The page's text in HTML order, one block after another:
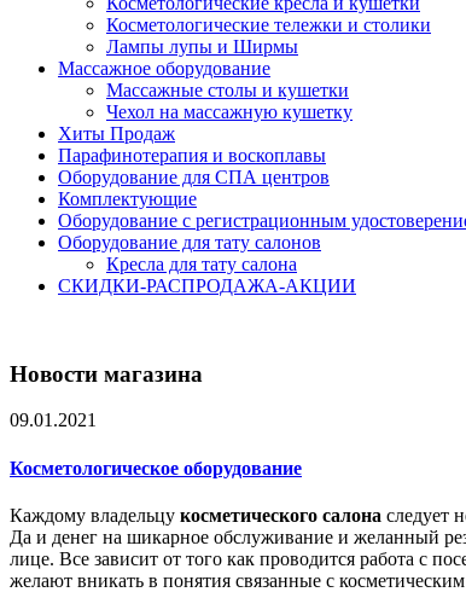
Косметологические тележки и столики
Лампы лупы и Ширмы
Массажное оборудование
Массажные столы и кушетки
Чехол на массажную кушетку
Хиты Продаж
Парафинотерапия и воскоплавы
Оборудование для СПА центров
Комплектующие
Оборудование с регистрационным
Оборудование для тату салонов
Кресла для тату салона
СКИДКИ-РАСПРОДАЖА-АКЦИИ
Новости магазина
09.01.2021
Косметологическое оборудование
Каждому владельцу косметического салона следует
Да и денег на шикарное обслуживание и желанный
лице. Все зависит от того как проводится работа с
желают вникать в понятия связанные с